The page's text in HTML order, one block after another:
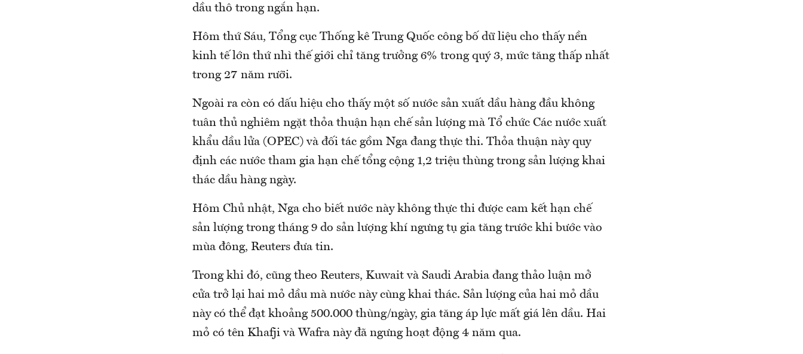
dầu thô trong ngắn hạn.
Hôm thứ Sáu, Tổng cục Thống kê Trung Quốc công bố dữ liệu cho thấy nền
kinh tế lớn thứ nhì thế giới chỉ tăng trưởng 6% trong quý 3, mức tăng thấp nhất
trong 27 năm rưỡi.
Ngoài ra còn có dấu hiệu cho thấy một số nước sản xuất dầu hàng đầu không
tuân thủ nghiêm ngặt thỏa thuận hạn chế sản lượng mà Tổ chức Các nước xuất
khẩu dầu lửa (OPEC) và đối tác gồm Nga đang thực thi. Thỏa thuận này quy
định các nước tham gia hạn chế tổng cộng 1,2 triệu thùng trong sản lượng khai
thác dầu hàng ngày.
Hôm Chủ nhật, Nga cho biết nước này không thực thi được cam kết hạn chế
sản lượng trong tháng 9 do sản lượng khí ngưng tụ gia tăng trước khi bước vào
mùa đông, Reuters đưa tin.
Trong khi đó, cũng theo Reuters, Kuwait và Saudi Arabia đang thảo luận mở
cửa trở lại hai mỏ dầu mà nước này cùng khai thác. Sản lượng của hai mỏ dầu
này có thể đạt khoảng 500.000 thùng/ngày, gia tăng áp lực mất giá lên dầu. Hai
mỏ có tên Khafji và Wafra này đã ngưng hoạt động 4 năm qua.